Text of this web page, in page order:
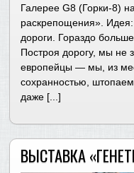
Галерее G8 (Горки-8)
раскрепощения».
дороги. Гораздо
Построя дорогу, мы не
европейцы — мы, из
сохранностью,
даже [...]
ВЫСТАВКА